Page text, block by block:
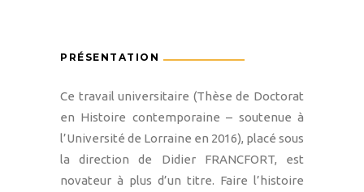
PRÉSENTATION
Ce travail universitaire (Thèse de Doctorat
en Histoire contemporaine – soutenue à
l’Université de Lorraine en 2016), placé sous
la direction de Didier FRANCFORT, est
novateur à plus d’un titre. Faire l’histoire